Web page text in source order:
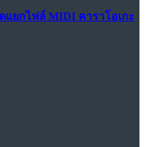
แยกไฟล์ MIDI คาราโอเกะ